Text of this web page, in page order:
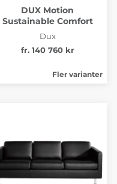
DUX Motion
Sustainable Comfort
Dux
fr. 140 760 kr
Fler varianter